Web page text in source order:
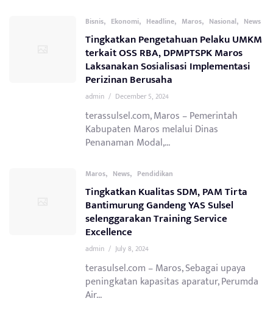
Bisnis, Ekonomi, Headline, Maros, Nasional, News
Tingkatkan Pengetahuan Pelaku UMKM
terkait OSS RBA, DPMPTSPK Maros
Laksanakan Sosialisasi Implementasi
Perizinan Berusaha
admin / December 5, 2024
terassulsel.com, Maros – Pemerintah
Kabupaten Maros melalui Dinas
Penanaman Modal,...
Maros, News, Pendidikan
Tingkatkan Kualitas SDM, PAM Tirta
Bantimurung Gandeng YAS Sulsel
selenggarakan Training Service
Excellence
admin / July 8, 2024
terasulsel.com – Maros, Sebagai upaya
peningkatan kapasitas aparatur, Perumda
Air...